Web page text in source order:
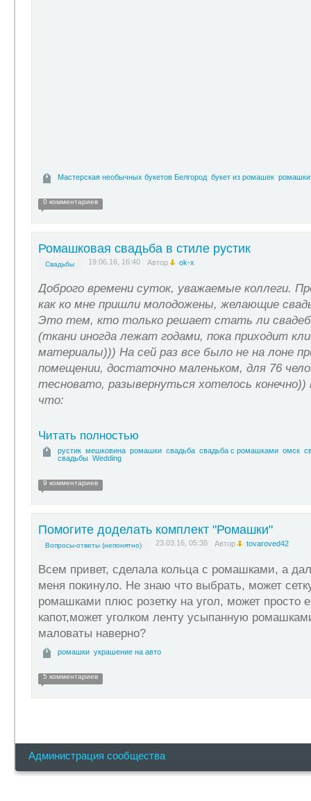
Мастерская необычных букетов Белгород букет из ромашек ромашки
0 комментариев
Ромашковая свадьба в стиле рустик
Свадьбы 19.06.16, 16:40 Автор ok-x
Доброго времени суток, уважаемые коллеги.
как ко мне пришли молодожены, желающие
Это тем, кто только решает стать ли
(ткани иногда лежат годами, пока приходит
материалы))) На сей раз все было не на лоне
помещении, достаточно маленьком, для 76
тесновато, разывернуться хотелось конечно))
что:
Читать полностью
рустик мешковина ромашки свадьба свадьба с ромашками омск
свадьбы Wedding
9 комментариев
Помогите доделать комплект "Ромашки"
Вопросы-ответы (непонятно) 23.03.16, 05:38 Автор tovaroved42
Всем привет, сделала кольца с ромашками, а
меня покинуло. Не знаю что выбрать, может
ромашками плюс розетку на угол, может просто
капот,может уголком ленту усыпанную
маловаты наверно?
ромашки украшение на авто
5 комментариев
Администрация сообщества